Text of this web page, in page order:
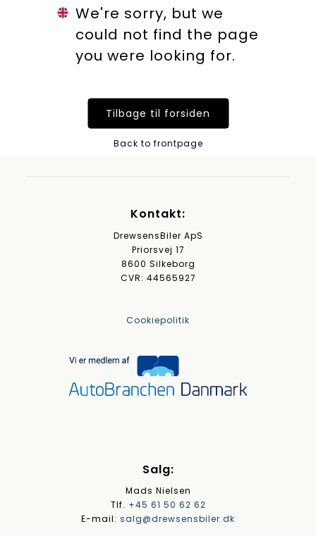
We're sorry, but we
could not find the page
you were looking for.
Tilbage til forsiden
Back to frontpage
Kontakt:
DrewsensBiler ApS
Priorsvej 17
8600 Silkeborg
CVR: 44565927
Cookiepolitik
Salg:
Mads Nielsen
Tlf. +45 61 50 62 62
E-mail: salg@drewsensbiler.dk